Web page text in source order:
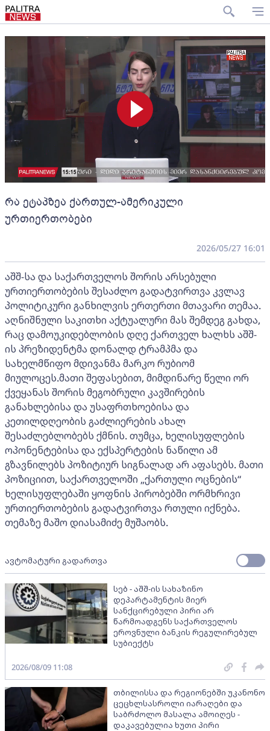
რა ეტაპზეა ქართულ-ამერიკული
ურთიერთობები
2026/05/27 16:01
აშშ-სა და საქართველოს შორის არსებული
ურთიერთობების შესაძლო გადატვირთვა კვლავ
პოლიტიკური განხილვის ერთერთი მთავარი თემაა.
აღნიშნული საკითხი აქტუალური მას შემდეგ გახდა,
რაც დამოუკიდებლობის დღე ქართველ ხალხს აშშ-
ის პრეზიდენტმა დონალდ ტრამპმა და
სახელმწიფო მდივანმა მარკო რუბიომ
მიულოცეს.მათი შეფასებით, მიმდინარე წელი ორ
ქვეყანას შორის მეგობრული კავშირების
განახლებისა და უსაფრთხოებისა და
კეთილდღეობის გაძლიერების ახალ
შესაძლებლობებს ქმნის. თუმცა, ხელისუფლების
ოპონენტებისა და ექსპერტების ნაწილი ამ
გზავნილებს პოზიტიურ სიგნალად არ აფასებს. მათი
პოზიციით, საქართველოში „ქართული ოცნების“
ხელისუფლებაში ყოფნის პირობებში ორმხრივი
ურთიერთობების გადატვირთვა რთული იქნება.
თემაზე მაშო დიასამიძე მუშაობს.
ავტომატური გადართვა
სებ - აშშ-ის სახაზინო
დეპარტამენტის მიერ
სანქცირებული პირი არ
წარმოადგენს საქართველოს
ეროვნული ბანკის რეგულირებულ
სუბიექტს
2026/08/09 11:08
თბილისსა და რეგიონებში უკანონო
ცეცხლსასროლი იარაღები და
საბრძოლო მასალა ამოიღეს -
დაკავებულია ხუთი პირი